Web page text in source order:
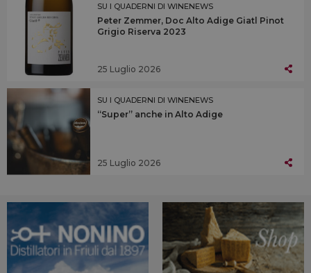
SU I QUADERNI DI WINENEWS
Peter Zemmer, Doc Alto Adige Giatl Pinot
Grigio Riserva 2023
25 Luglio 2026
SU I QUADERNI DI WINENEWS
“Super” anche in Alto Adige
25 Luglio 2026